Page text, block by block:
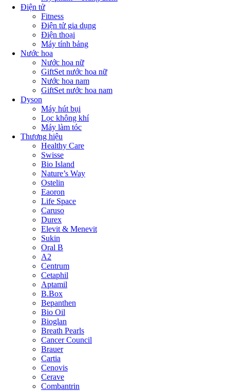
Điện tử
Fitness
Điện tử gia dụng
Điện thoại
Máy tính bảng
Nước hoa
Nước hoa nữ
GiftSet nước hoa nữ
Nước hoa nam
GiftSet nước hoa nam
Dyson
Máy hút bụi
Lọc không khí
Máy làm tóc
Thương hiệu
Healthy Care
Swisse
Bio Island
Nature’s Way
Ostelin
Eaoron
Life Space
Caruso
Durex
Elevit & Menevit
Sukin
Oral B
A2
Centrum
Cetaphil
Aptamil
B.Box
Bepanthen
Bio Oil
Bioglan
Breath Pearls
Cancer Council
Brauer
Cartia
Cenovis
Cerave
Combantrin